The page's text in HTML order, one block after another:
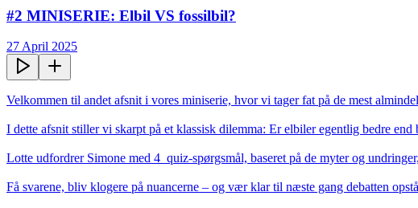
#2 MINISERIE: Elbil VS fossilbil?
27 April 2025
Velkommen til andet afsnit i vores miniserie, hvor vi tager fat på de mest
I dette afsnit stiller vi skarpt på et klassisk dilemma: Er elbiler egentlig bedre end
Lotte udfordrer Simone med 4  quiz-spørgsmål, baseret på de myter og
Få svarene, bliv klogere på nuancerne – og vær klar til næste gang debatten